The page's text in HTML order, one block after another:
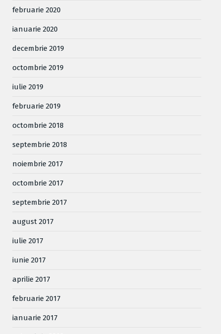
februarie 2020
ianuarie 2020
decembrie 2019
octombrie 2019
iulie 2019
februarie 2019
octombrie 2018
septembrie 2018
noiembrie 2017
octombrie 2017
septembrie 2017
august 2017
iulie 2017
iunie 2017
aprilie 2017
februarie 2017
ianuarie 2017